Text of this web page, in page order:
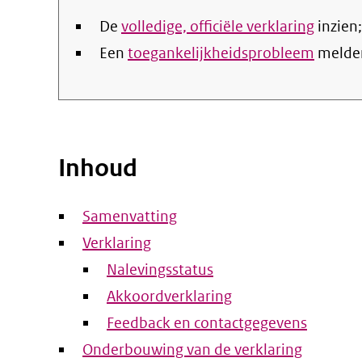
De volledige, officiële verklaring inzien;
Een toegankelijkheidsprobleem
Inhoud
Samenvatting
Verklaring
Nalevingsstatus
Akkoordverklaring
Feedback en contactgegevens
Onderbouwing van de verklaring